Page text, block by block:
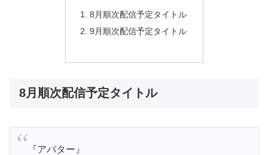
8月順次配信予定タイトル
9月順次配信予定タイトル
8月順次配信予定タイトル
『アバター』